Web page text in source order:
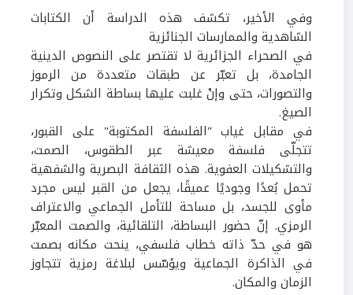
وفي الأخير، تكشف هذه الدراسة أن الكتابات
الشاهدية والممارسات الجنائزية
في الصحراء الجزائرية لا تقتصر على النصوص الدينية
الجامدة، بل تعبّر عن طبقات متعددة من الرموز
والتصورات، حتى وإنْ غلبت عليها بساطة الشكل وتكرار
الصيغ.
في مقابل غياب "الفلسفة المكتوبة" على القبور،
تتجلّى فلسفة معيشة عبر الطقوس، الصمت،
والتشكيلات العفوية. هذه الثقافة البصرية والشفهية
تحمل بُعدًا وجوديًا عميقًا، يجعل من القبر ليس مجرد
مأوى للجسد، بل مساحة للتأمل الجماعي والاعتراف
الرمزي. إنّ حضور البساطة، التلقائية، والصمت المعبّر
هو في حدّ ذاته خطاب فلسفي، ينحت مكانه بصمت
في الذاكرة الجماعية ويؤسّس لبلاغة رمزية تتجاوز
الزمان والمكان.